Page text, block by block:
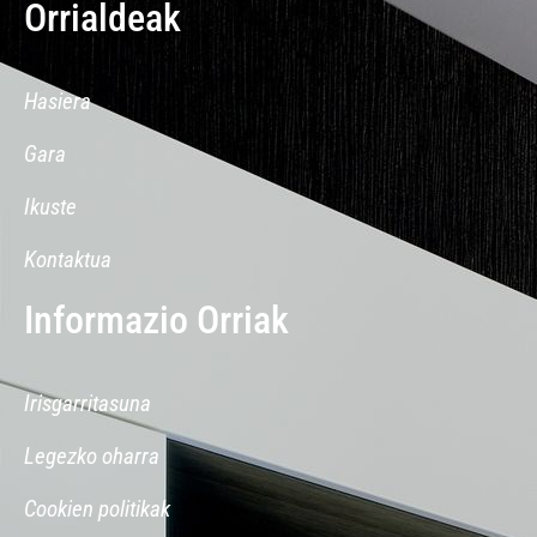
Orrialdeak
Hasiera
Gara
Ikuste
Kontaktua
Informazio Orriak
Irisgarritasuna
Legezko oharra
Cookien politikak